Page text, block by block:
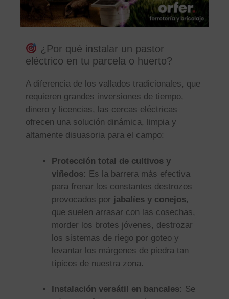
¿Por qué instalar un pastor
eléctrico en tu parcela o huerto?
A diferencia de los vallados tradicionales, que
requieren grandes inversiones de tiempo,
dinero y licencias, las cercas eléctricas
ofrecen una solución dinámica, limpia y
altamente disuasoria para el campo:
Protección total de cultivos y
viñedos: Es la barrera más efectiva
para frenar los constantes destrozos
provocados por jabalíes y conejos,
que suelen arrasar con las cosechas,
morder los brotes jóvenes, destrozar
los sistemas de riego por goteo y
levantar los márgenes de piedra tan
típicos de nuestra zona.
Instalación versátil en bancales: Se